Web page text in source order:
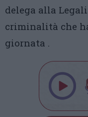
delega alla
criminalità che
giornata .